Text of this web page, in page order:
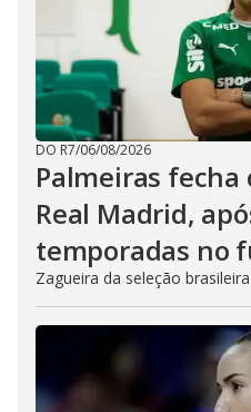
DO R7/06/08/2026
Palmeiras
Real Madrid,
temporadas no
Zagueira da seleção